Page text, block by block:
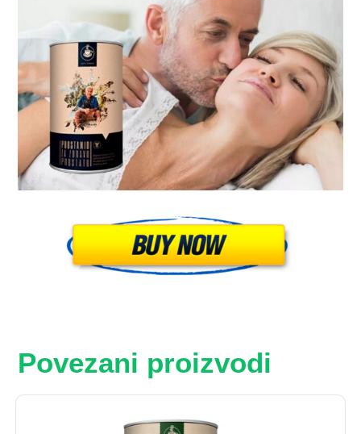
Povezani proizvodi